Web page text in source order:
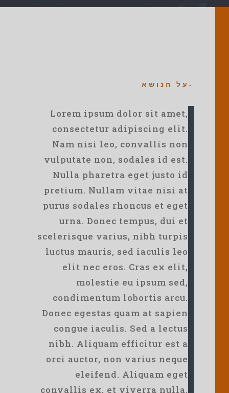
-על הנושא
Lorem ipsum dolor sit amet,
consectetur adipiscing elit.
Nam nisi leo, convallis non
vulputate non, sodales id est.
Nulla pharetra eget justo id
pretium. Nullam vitae nisi at
purus sodales rhoncus et eget
urna. Donec tempus, dui et
scelerisque varius, nibh turpis
luctus mauris, sed iaculis leo
elit nec eros. Cras ex elit,
molestie eu ipsum sed,
condimentum lobortis arcu.
Donec egestas quam at sapien
congue iaculis. Sed a lectus
nibh. Aliquam efficitur est a
orci auctor, non varius neque
eleifend. Aliquam eget
convallis ex, et viverra nulla.